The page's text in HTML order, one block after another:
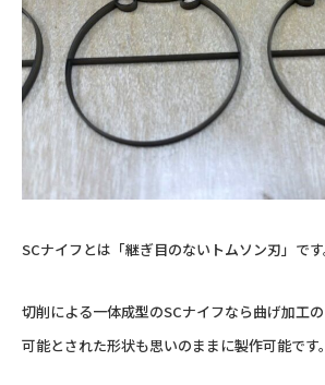
SCナイフとは「継ぎ目のないトムソン刃」です
切削による一体成型のSCナイフなら曲げ加工
可能とされた形状も思いのままに製作可能です。